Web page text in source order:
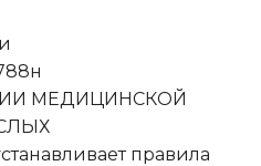
МЕДИЦИНСКОЙ
правила